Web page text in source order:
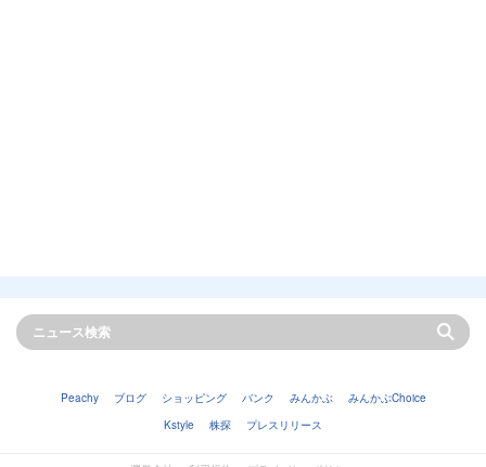
Peachy ブログ ショッピング バンク みんかぶ
みんかぶChoice
Kstyle
株探 プレスリリース